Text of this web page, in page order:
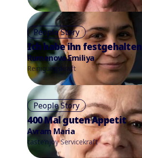
People Story
Ich habe ihn festgehalten
Rumenova Emiliya
Reinigungskraft
People Story
400 Mal guten Appetit
Avram Maria
taste‘njoy Servicekraft